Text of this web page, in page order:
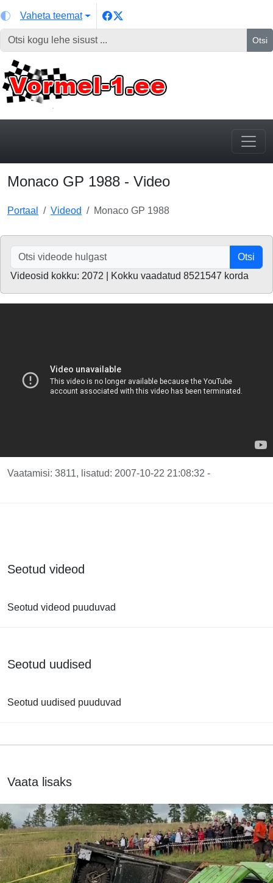
Vaheta teemat
Otsi
Monaco GP 1988 - Video
Portaal Videod Monaco GP 1988
Otsi
Videosid kokku: 2072 | Kokku vaadatud 8521547 korda
Vaatamisi: 3811, lisatud: 2007-10-22 21:08:32 -
Seotud videod
Seotud videod puuduvad
Seotud uudised
Seotud uudised puuduvad
Vaata lisaks